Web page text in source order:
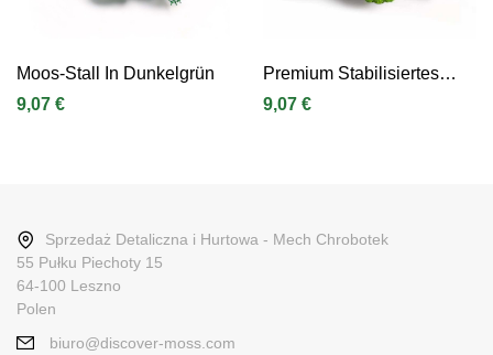
Moos-Stall In Dunkelgrün
9,07 €
Premium Stabilisiertes
Unkrautmoos In Hellgrün
9,07 €
Sprzedaż Detaliczna i Hurtowa - Mech Chrobotek
55 Pułku Piechoty 15
64-100 Leszno
Polen
biuro@discover-moss.com